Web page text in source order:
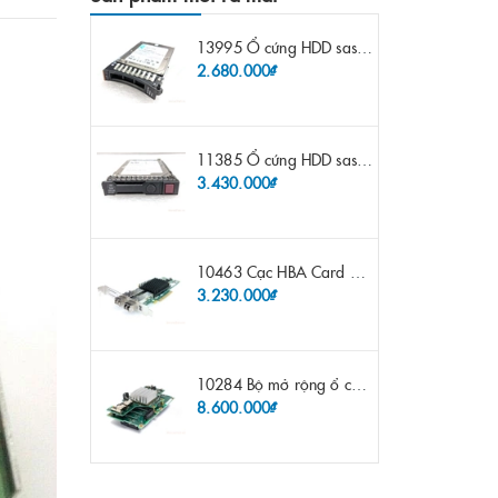
13995 Ổ cứng HDD sas IBM 300gb 10k 2.5" 6G fru 44W2265 opt 44W2264 pn 44W2268 ST9300503SS
2.680.000₫
11385 Ổ cứng HDD sas HP 600gb 10k 2.5" sp 653957-001 pn 619286-003 pn 641552-003 pn 689287-003 652583-B21
3.430.000₫
10463 Cạc HBA Card FC IBM Emulex LPE12002 8Gb 2 port FC SFP fru 42D0500 pn 42D0496 opt 42D0494 LPE12002
3.230.000₫
10284 Bộ mở rộng ổ cứng IBM Lenovo x3650 m4 69Y5319 8x 2.5" HS HDD Assembly Kit with Expander
8.600.000₫